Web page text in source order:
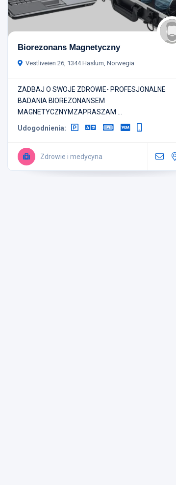
Biorezonans Magnetyczny
Vestliveien 26, 1344 Haslum, Norwegia
ZADBAJ O SWOJE ZDROWIE- PROFESJONALNE
BADANIA BIOREZONANSEM
MAGNETYCZNYMZAPRASZAM ...
Udogodnienia:
Zdrowie i medycyna